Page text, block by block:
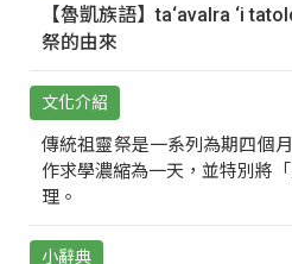
【魯凱族語】ta‘avalra ‘i
祭的由來
文化介紹
傳統祖靈祭是一系列為期四個
作求學濃縮為一天，並特別將
理。
小辭典